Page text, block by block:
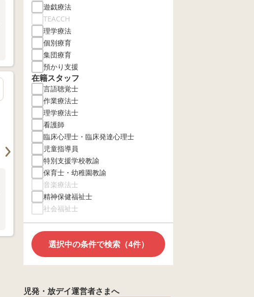
遊戯療法
TEACCH
理学療法
個別療育
集団療育
預かり支援
在籍スタッフ
言語聴覚士
作業療法士
理学療法士
看護師
臨床心理士・臨床発達心理士
児童指導員
特別支援学校教諭
保育士・幼稚園教諭
音楽療法士
精神保健福祉士
社会福祉士
選択中の条件で検索（4件）
児発・放デイ運営者さまへ